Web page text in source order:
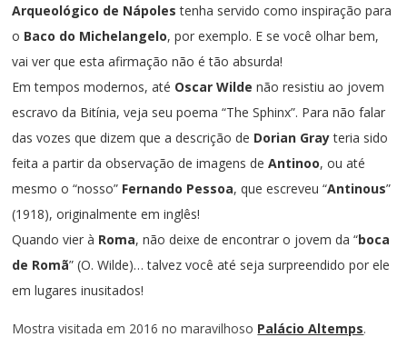
Arqueológico de Nápolestenha servido como inspiração para
o Baco do Michelangelo, por exemplo. E se você olhar bem,
vai ver que esta afirmação não é tão absurda!
Em tempos modernos, até Oscar Wilde não resistiu ao jovem
escravo da Bitínia, veja seu poema “The Sphinx”. Para não falar
das vozes que dizem que a descrição de Dorian Grayteria sido
feita a partir da observação de imagens deAntinoo, ou até
mesmo o “nosso” Fernando Pessoa, que escreveu “Antinous”
(1918), originalmente em inglês!
Quando vier à Roma, não deixe de encontrar o jovem da “boca
de Romã” (O. Wilde)… talvez você até seja surpreendido por ele
em lugares inusitados!
Mostra visitada em 2016 no maravilhoso Palácio Altemps.